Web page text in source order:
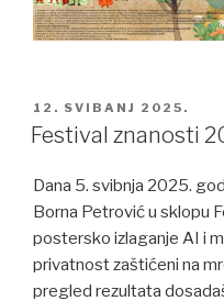
POSTED
ON
12. SVIBANJ 2025.
Festival znanosti
Dana 5. svibnja 2025.
Borna Petrović u sklopu
postersko izlaganje AI i
privatnost zaštićeni na
pregled rezultata